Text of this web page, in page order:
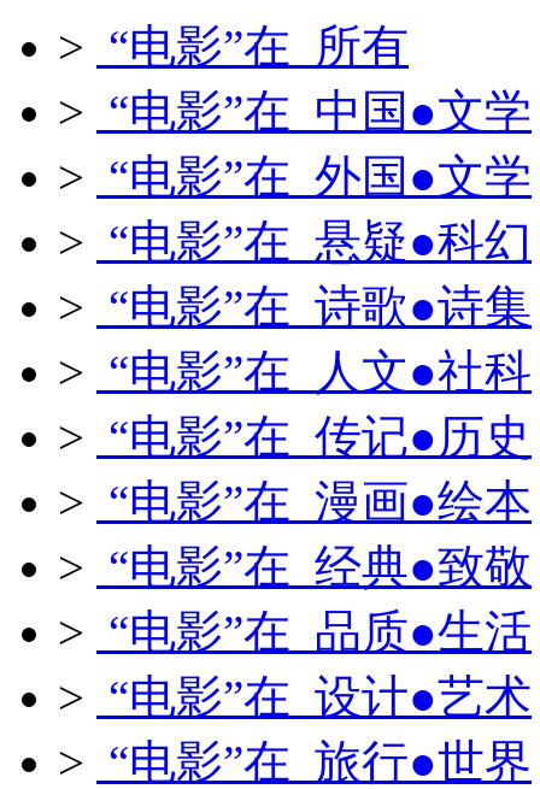
> “电影”在 所有
> “电影”在 中国●文学
> “电影”在 外国●文学
> “电影”在 悬疑●科幻
> “电影”在 诗歌●诗集
> “电影”在 人文●社科
> “电影”在 传记●历史
> “电影”在 漫画●绘本
> “电影”在 经典●致敬
> “电影”在 品质●生活
> “电影”在 设计●艺术
> “电影”在 旅行●世界